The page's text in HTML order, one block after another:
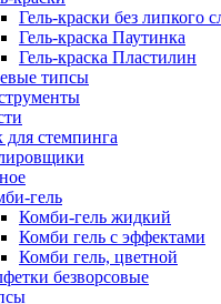
Гель-краски без липкого
Гель-краска Паутинка
Гель-краска Пластилин
типсы
для стемпинга
гель
Комби-гель жидкий
Комби гель с эффектами
Комби гель, цветной
безворсовые